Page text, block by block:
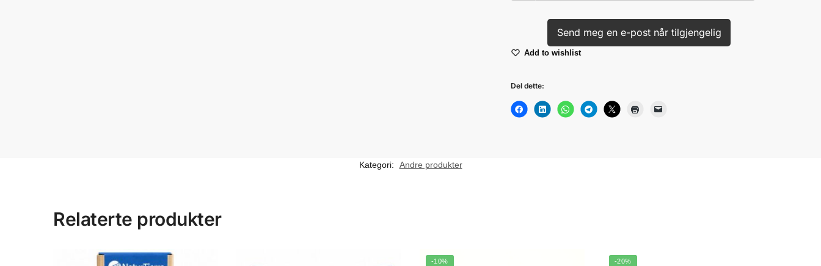
Send meg en e-post når tilgjengelig
Add to wishlist
Del dette:
Kategori: Andre produkter
Relaterte produkter
-10% -20%